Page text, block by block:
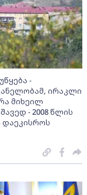
-
ირაკლი
მიხეილ
- 2008 წლის
დაეკისროს